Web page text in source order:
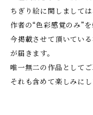
ちぎり絵に関しましては
作者の“色彩感覚のみ”
今掲載させて頂いてい
が届きます。
唯一無二の作品としてご
それも含めて楽しみに